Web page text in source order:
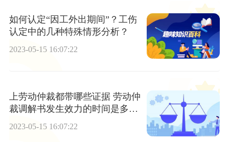
如何认定“因工外出期间”？工伤
认定中的几种特殊情形分析？
2023-05-15 16:07:22
上劳动仲裁都带哪些证据 劳动仲
裁调解书发生效力的时间是多
久？
2023-05-15 16:07:22